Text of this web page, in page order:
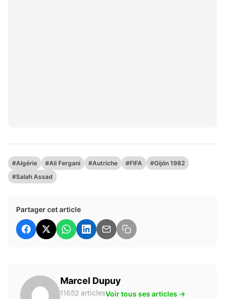
#Algérie #Ali Fergani #Autriche #FIFA
#Gijón 1982
#Salah Assad
Partager cet article
Marcel Dupuy
11652 articlesVoir tous ses articles →